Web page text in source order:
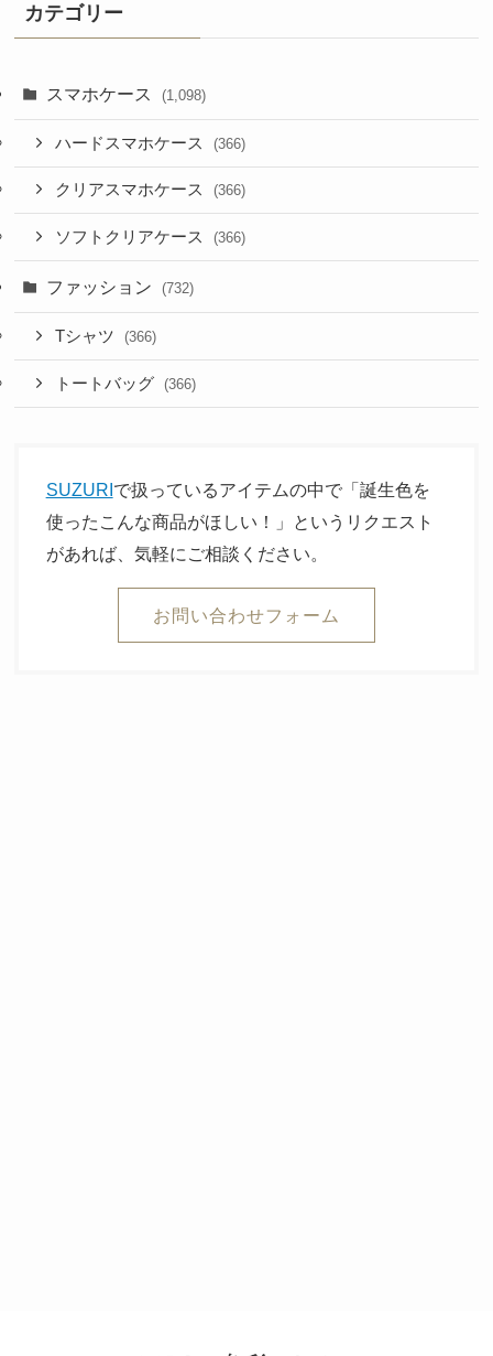
カテゴリー
スマホケース (1,098)
ハードスマホケース (366)
クリアスマホケース (366)
ソフトクリアケース (366)
ファッション (732)
Tシャツ (366)
トートバッグ (366)
SUZURIで扱っているアイテムの中で「誕生色を
使ったこんな商品がほしい！」というリクエスト
があれば、気軽にご相談ください。
お問い合わせフォーム